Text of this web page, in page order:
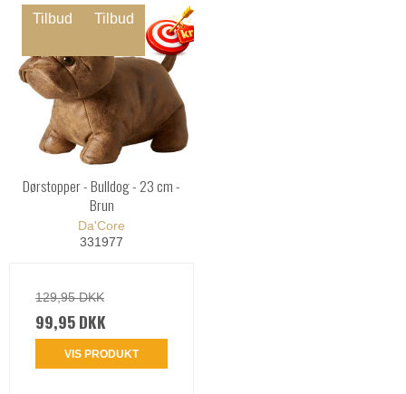
Tilbud Tilbud
Dørstopper - Bulldog - 23 cm -
Brun
Da'Core
331977
129,95 DKK
99,95 DKK
VIS PRODUKT